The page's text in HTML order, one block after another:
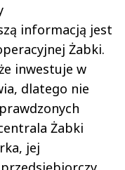
informacją jest
Żabki.
inwestuje w
dlatego nie
Żabki
jej